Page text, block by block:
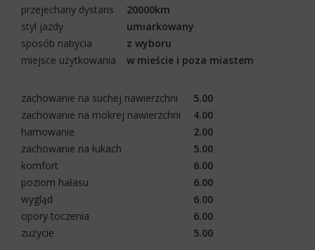
przejechany dystans
20000km
styl jazdy
umiarkowany
sposób nabycia
z wyboru
miejsce użytkowania
w mieście i poza miastem
zachowanie na suchej nawierzchni
5.00
zachowanie na mokrej nawierzchni
4.00
hamowanie
2.00
zachowanie na łukach
5.00
komfort
6.00
poziom hałasu
6.00
wygląd
6.00
opory toczenia
6.00
zużycie
5.00